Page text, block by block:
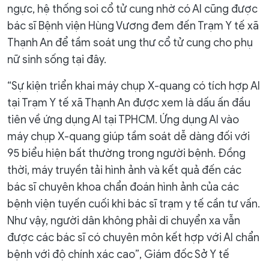
ngực, hệ thống soi cổ tử cung nhờ có AI cũng được
bác sĩ Bệnh viện Hùng Vương đem đến Trạm Y tế xã
Thạnh An để tầm soát ung thư cổ tử cung cho phụ
nữ sinh sống tại đây.
“Sự kiện triển khai máy chụp X-quang có tích hợp AI
tại Trạm Y tế xã Thạnh An được xem là dấu ấn đầu
tiên về ứng dụng AI tại TPHCM. Ứng dụng AI vào
máy chụp X-quang giúp tầm soát dễ dàng đối với
95 biểu hiện bất thường trong người bệnh. Đồng
thời, máy truyền tải hình ảnh và kết quả đến các
bác sĩ chuyên khoa chẩn đoán hình ảnh của các
bệnh viện tuyến cuối khi bác sĩ trạm y tế cần tư vấn.
Như vậy, người dân không phải di chuyển xa vẫn
được các bác sĩ có chuyên môn kết hợp với AI chẩn
bệnh với độ chính xác cao”, Giám đốc Sở Y tế